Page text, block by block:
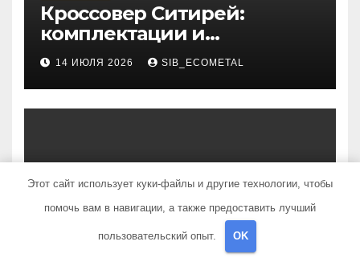
Кроссовер Ситирей:
комплектации и
характеристики
14 ИЮЛЯ 2026 SIB_ECOMETAL
Методы подбора
новостроек по заданным
критериям
12 ИЮЛЯ 2026 SIB_ECOMETAL
Этот сайт использует куки-файлы и другие технологии, чтобы
помочь вам в навигации, а также предоставить лучший
пользовательский опыт. OK